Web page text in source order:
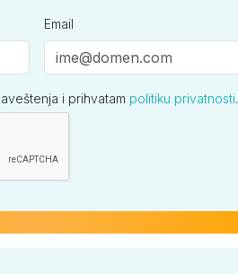
Email
i prihvatam politiku privatnosti.